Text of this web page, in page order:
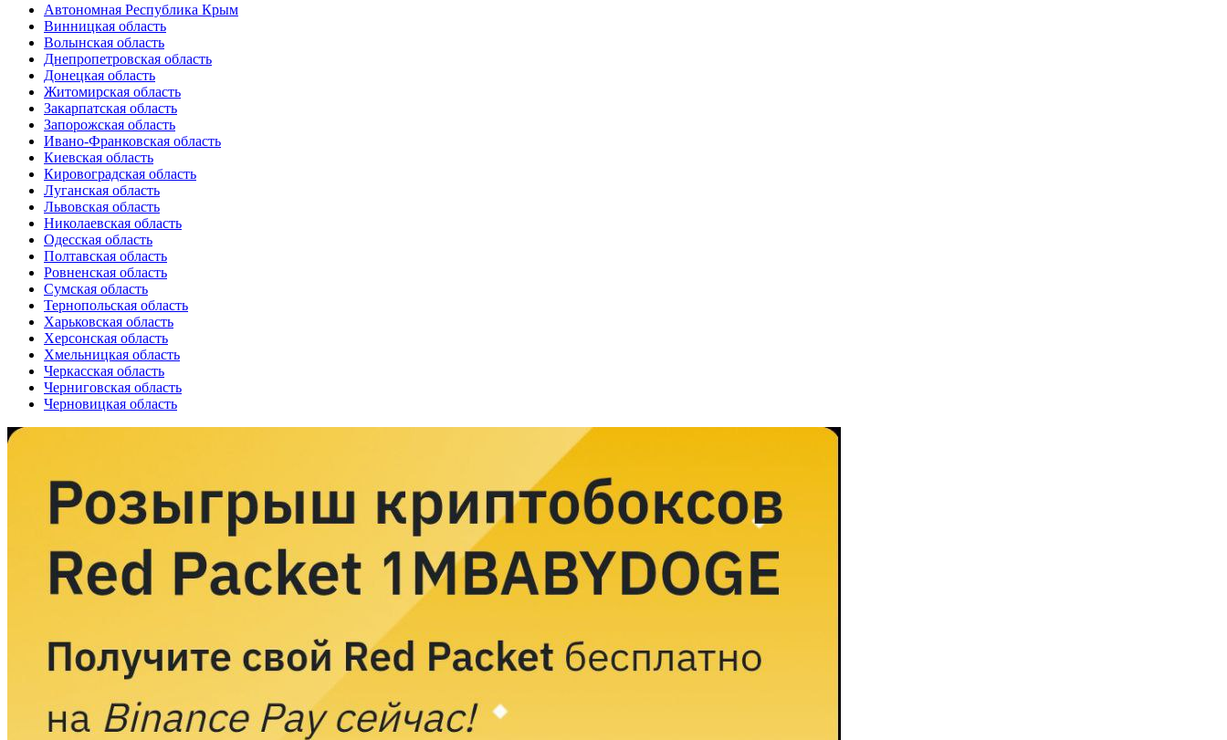
Автономная Республика Крым
Винницкая область
Волынская область
Днепропетровская область
Донецкая область
Житомирская область
Закарпатская область
Запорожская область
Ивано-Франковская область
Киевская область
Кировоградская область
Луганская область
Львовская область
Николаевская область
Одесская область
Полтавская область
Ровненская область
Сумская область
Тернопольская область
Харьковская область
Херсонская область
Хмельницкая область
Черкасская область
Черниговская область
Черновицкая область